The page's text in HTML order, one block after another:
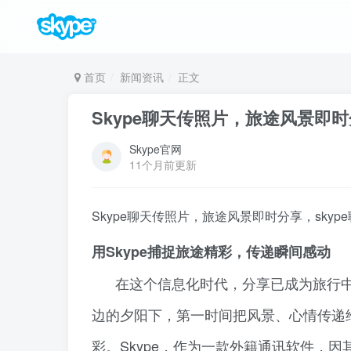
首页 新闻资讯 正文
Skype聊天传照片，旅途风景即
Skype官网
11个月前更新
Skype聊天传照片，旅途风景即时分享，
用Skype捕捉旅途精彩，传递瞬间感动
在这个信息化时代，分享已成为旅行
边的夕阳下，第一时间把风景、心情传
彩。Skype，作为一款外籍通讯软件，